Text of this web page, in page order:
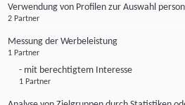
Verwendung von Profilen zur Auswahl
2 Partner
Messung der Werbeleistung
1 Partner
- mit berechtigtem Interesse
1 Partner